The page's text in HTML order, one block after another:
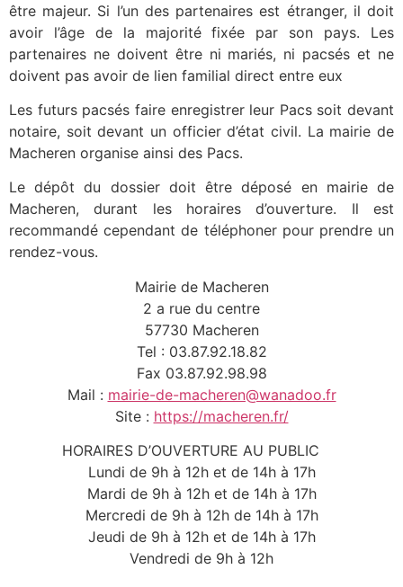
être majeur. Si l’un des partenaires est étranger, il doit
avoir l’âge de la majorité fixée par son pays. Les
partenaires ne doivent être ni mariés, ni pacsés et ne
doivent pas avoir de lien familial direct entre eux
Les futurs pacsés faire enregistrer leur Pacs soit devant
notaire, soit devant un officier d’état civil. La mairie de
Macheren organise ainsi des Pacs.
Le dépôt du dossier doit être déposé en mairie de
Macheren, durant les horaires d’ouverture. Il est
recommandé cependant de téléphoner pour prendre un
rendez-vous.
Mairie de Macheren
2 a rue du centre
57730 Macheren
Tel : 03.87.92.18.82
Fax 03.87.92.98.98
Mail : mairie-de-macheren@wanadoo.fr
Site : https://macheren.fr/
HORAIRES D’OUVERTURE AU PUBLIC
Lundi de 9h à 12h et de 14h à 17h
Mardi de 9h à 12h et de 14h à 17h
Mercredi de 9h à 12h de 14h à 17h
Jeudi de 9h à 12h et de 14h à 17h
Vendredi de 9h à 12h